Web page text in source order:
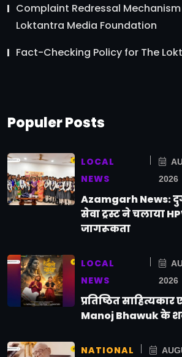
Complaint Redressal
Loktantra Media Foundation
Fact-Checking Policy for The
Populer Posts
LOCAL
NEWS
2026
Azamgarh News:
सेवा ट्रस्ट ने चलाया
जागरूकता
LOCAL
NEWS
2026
प्रतिष्ठित
Manoj Bhawuk के
NATIONAL